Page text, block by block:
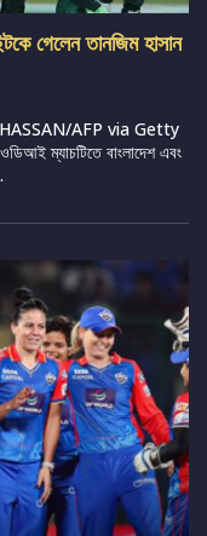
গেলেন তানজিম হাসান
AFP via Getty
ম্যাচটিতে বাংলাদেশ এবং